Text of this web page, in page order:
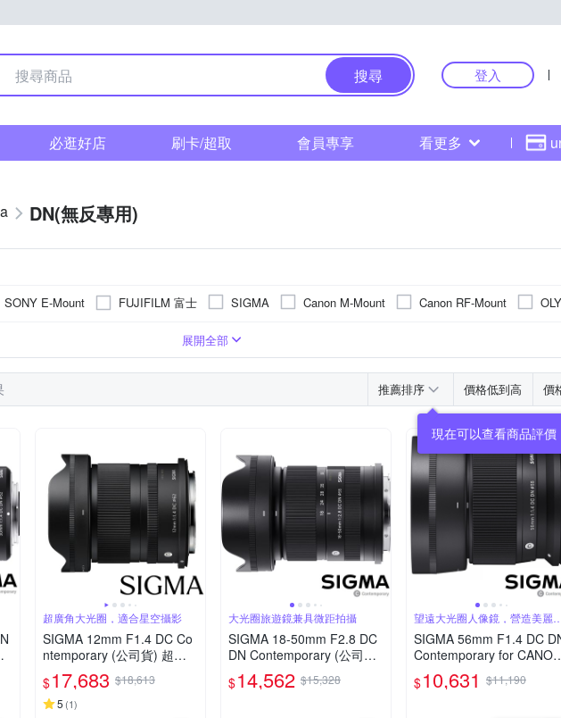
搜尋 登入
必逛好店 刷卡/超取 會員專享 看更多
DN(無反專用)
SONY E-Mount FUJIFILM 富士 SIGMA Canon M-Mount Canon RF-Mount
廣角變焦 旅遊鏡
展開全部
推薦排序 價格低到高 價
現在可以查看商品評價
超廣角大光圈，適合星空攝影
SIGMA 12mm F1.4 DC Co
ntemporary (公司貨) 超廣
角大光圈定焦鏡 星空鏡 AP
S-C 無反微單眼專用鏡頭
$17,683 $18,613
5 (1)
大光圈旅遊鏡兼具微距拍攝
SIGMA 18-50mm F2.8 DC
DN Contemporary (公司貨)
旅遊鏡 APS-C 無反微單眼
專用鏡頭
$14,562 $15,328
望遠大光圈人像鏡，營造美麗
景深
SIGMA 56mm F1.4 DC
Contemporary for CANON
RF 接環 (公司貨) 望遠大光
圈定焦鏡 人像鏡 APS-C 無
$10,631 $11,190